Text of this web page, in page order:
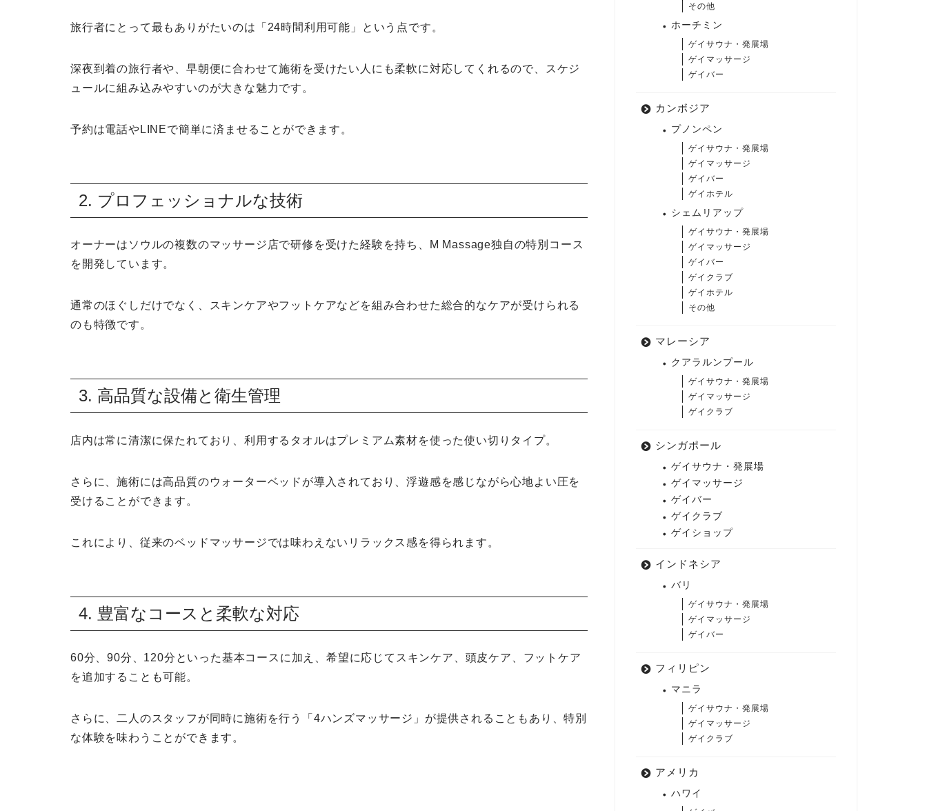
旅行者にとって最もありがたいのは「24時間利用可能」という点です。
深夜到着の旅行者や、早朝便に合わせて施術を受けたい人にも柔軟に対応してくれるので、スケジ
ュールに組み込みやすいのが大きな魅力です。
予約は電話やLINEで簡単に済ませることができます。
2. プロフェッショナルな技術
オーナーはソウルの複数のマッサージ店で研修を受けた経験を持ち、M Massage独自の特別コース
を開発しています。
通常のほぐしだけでなく、スキンケアやフットケアなどを組み合わせた総合的なケアが受けられる
のも特徴です。
3. 高品質な設備と衛生管理
店内は常に清潔に保たれており、利用するタオルはプレミアム素材を使った使い切りタイプ。
さらに、施術には高品質のウォーターベッドが導入されており、浮遊感を感じながら心地よい圧を
受けることができます。
これにより、従来のベッドマッサージでは味わえないリラックス感を得られます。
4. 豊富なコースと柔軟な対応
60分、90分、120分といった基本コースに加え、希望に応じてスキンケア、頭皮ケア、フットケア
を追加することも可能。
さらに、二人のスタッフが同時に施術を行う「4ハンズマッサージ」が提供されることもあり、特別
な体験を味わうことができます。
その他
ホーチミン
ゲイサウナ・発展場
ゲイマッサージ
ゲイバー
カンボジア
プノンペン
ゲイサウナ・発展場
ゲイマッサージ
ゲイバー
ゲイホテル
シェムリアップ
ゲイサウナ・発展場
ゲイマッサージ
ゲイバー
ゲイクラブ
ゲイホテル
その他
マレーシア
クアラルンプール
ゲイサウナ・発展場
ゲイマッサージ
ゲイクラブ
シンガポール
ゲイサウナ・発展場
ゲイマッサージ
ゲイバー
ゲイクラブ
ゲイショップ
インドネシア
バリ
ゲイサウナ・発展場
ゲイマッサージ
ゲイバー
フィリピン
マニラ
ゲイサウナ・発展場
ゲイマッサージ
ゲイクラブ
アメリカ
ハワイ